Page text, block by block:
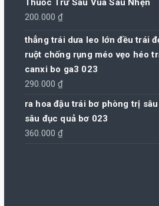
đến
440.000 ₫
Thuốc Trừ Sâu Vua Sâu Nhện
200.000₫
thẳng trái dưa leo lớn đều trái
ruột chống rụng méo vẹo héo
canxi bo ga3 023
290.000₫
ra hoa đậu trái bơ phòng trị
sâu đục quả bơ 023
360.000₫